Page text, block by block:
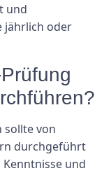
und
jährlich oder
sollte von
durchgeführt
und